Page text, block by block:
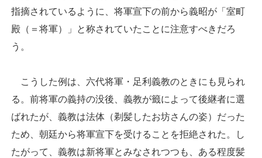
指摘されているように、将軍宣下の前から義昭が「室町
殿（＝将軍）」と称されていたことに注意すべきだろ
う。
こうした例は、六代将軍・足利義教のときにも見られ
る。前将軍の義持の没後、義教が籤によって後継者に選
ばれたが、義教は法体（剃髪したお坊さんの姿）だった
ため、朝廷から将軍宣下を受けることを拒絶された。し
たがって、義教は新将軍とみなされつつも、ある程度髪